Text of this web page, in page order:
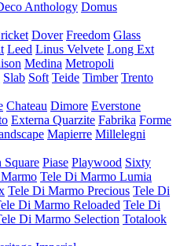
Anthology Domus
Dover Freedom Glass
Leed Linus Velvete Long Ext
Medina Metropoli
Slab Soft Teide Timber Trento
Chateau Dimore Everstone
Externa Quarzite Fabrika Forme
Mapierre Millelegni
Square Piase Playwood Sixty
Tele Di Marmo Lumia
Tele Di Marmo Precious Tele Di
Di Marmo Reloaded Tele Di
Di Marmo Selection Totalook